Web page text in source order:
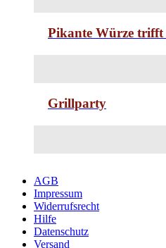
Pikante Würze trifft
Grillparty
AGB
Impressum
Widerrufsrecht
Hilfe
Datenschutz
Versand